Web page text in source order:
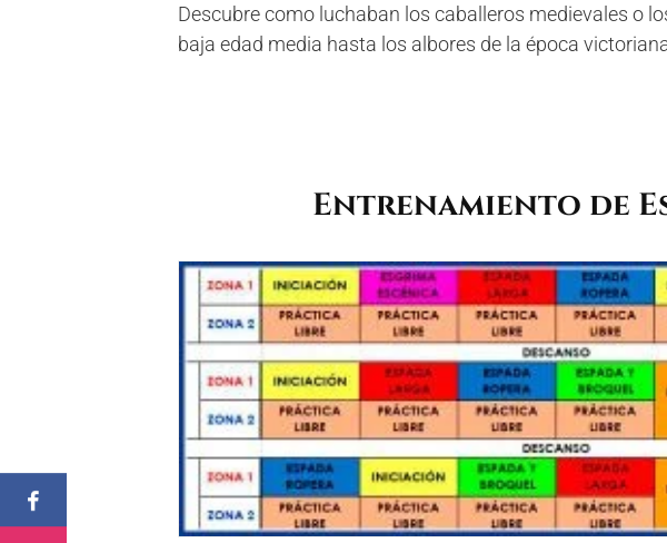
Descubre como luchaban los caballeros medievales o
baja edad media hasta los albores de la época
Entrenamiento de